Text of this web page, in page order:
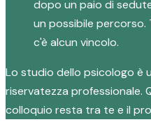
dopo un paio di
un possibile
c'è alcun vincolo.
Lo studio dello psicologo è
riservatezza professionale.
colloquio resta tra te e il